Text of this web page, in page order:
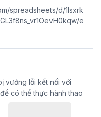
spreadsheets/d/1lsxrk
e
vướng lỗi kết nối với
có thể thực hành thao